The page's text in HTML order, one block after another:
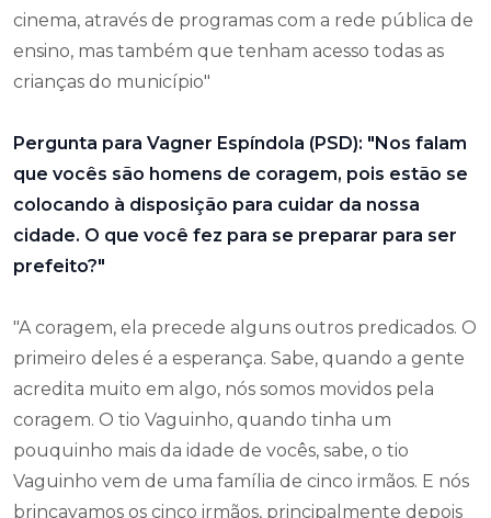
cinema, através de programas com a rede pública de
ensino, mas também que tenham acesso todas as
crianças do município"
Pergunta para Vagner Espíndola (PSD): "Nos falam
que vocês são homens de coragem, pois estão se
colocando à disposição para cuidar da nossa
cidade. O que você fez para se preparar para ser
prefeito?"
"A coragem, ela precede alguns outros predicados. O
primeiro deles é a esperança. Sabe, quando a gente
acredita muito em algo, nós somos movidos pela
coragem. O tio Vaguinho, quando tinha um
pouquinho mais da idade de vocês, sabe, o tio
Vaguinho vem de uma família de cinco irmãos. E nós
brincavamos os cinco irmãos, principalmente depois